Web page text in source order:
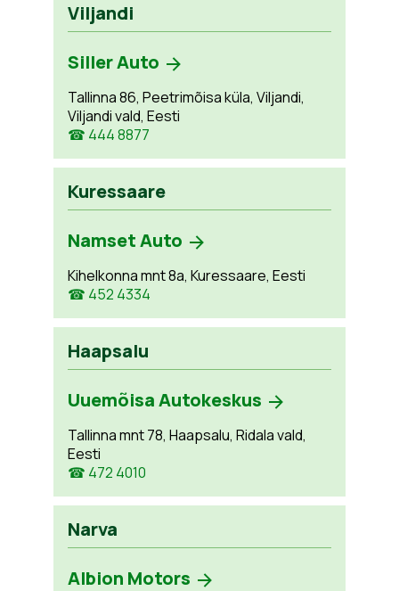
Viljandi
Siller Auto
Tallinna 86, Peetrimõisa küla, Viljandi,
Viljandi vald, Eesti
☎ 444 8877
Kuressaare
Namset Auto
Kihelkonna mnt 8a, Kuressaare, Eesti
☎ 452 4334
Haapsalu
Uuemõisa Autokeskus
Tallinna mnt 78, Haapsalu, Ridala vald,
Eesti
☎ 472 4010
Narva
Albion Motors